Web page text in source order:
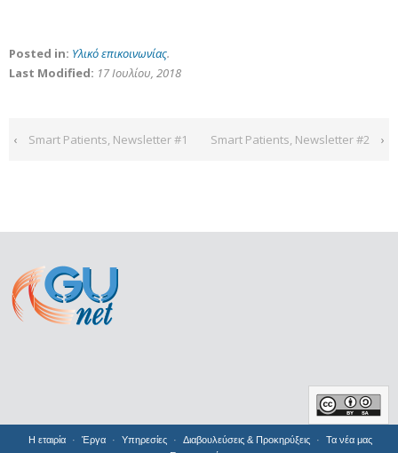
Posted in: Υλικό επικοινωνίας.
Last Modified: 17 Ιουλίου, 2018
‹ Smart Patients, Newsletter #1 Smart Patients, Newsletter #2 ›
Η εταιρία Έργα Υπηρεσίες Διαβουλεύσεις & Προκηρύξεις
Τα νέα μας